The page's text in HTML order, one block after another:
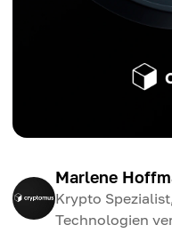
Marlene
Krypto
Technologien